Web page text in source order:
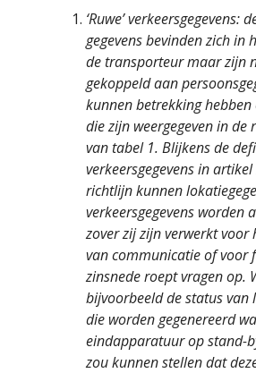
‘Ruwe’ verkeersgegevens:
gegevens bevinden zich in
de transporteur maar zijn
gekoppeld aan
kunnen betrekking
die zijn weergegeven in de
van tabel 1. Blijkens de
verkeersgegevens in
richtlijn kunnen
verkeersgegevens worden
zover zij zijn verwerkt voor
van communicatie of voor
zinsnede roept vragen op.
bijvoorbeeld de status van
die worden gegenereerd
eindapparatuur op stand-
zou kunnen stellen dat